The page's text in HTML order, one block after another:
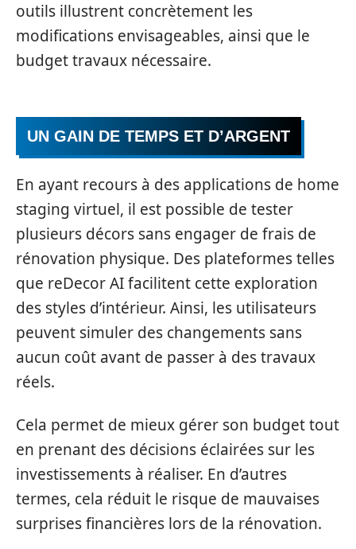
outils illustrent concrètement les
modifications envisageables, ainsi que le
budget travaux nécessaire.
UN GAIN DE TEMPS ET D’ARGENT
En ayant recours à des applications de home
staging virtuel, il est possible de tester
plusieurs décors sans engager de frais de
rénovation physique. Des plateformes telles
que reDecor AI facilitent cette exploration
des styles d’intérieur. Ainsi, les utilisateurs
peuvent simuler des changements sans
aucun coût avant de passer à des travaux
réels.
Cela permet de mieux gérer son budget tout
en prenant des décisions éclairées sur les
investissements à réaliser. En d’autres
termes, cela réduit le risque de mauvaises
surprises financières lors de la rénovation.